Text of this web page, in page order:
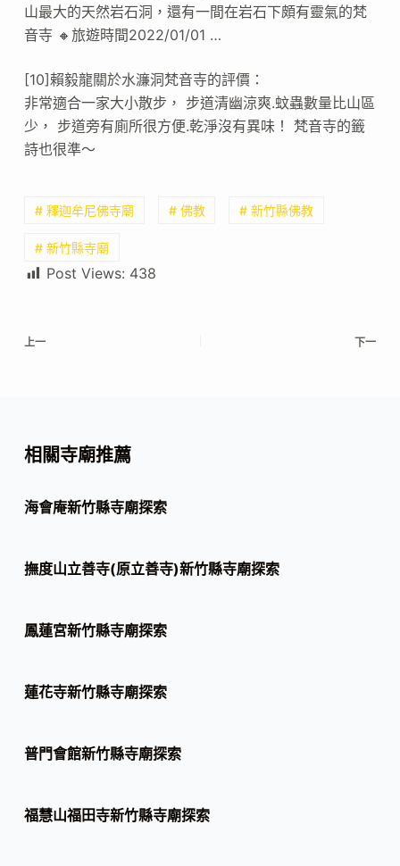
山最大的天然岩石洞，還有一間在岩石下頗有靈氣的梵
音寺 🔸️旅遊時間2022/01/01 …
[10]賴毅龍關於水濂洞梵音寺的評價：
非常適合一家大小散步， 步道清幽涼爽.蚊蟲數量比山區
少， 步道旁有廁所很方便.乾淨沒有異味！ 梵音寺的籤
詩也很準～
# 釋迦牟尼佛寺廟 # 佛教 # 新竹縣佛教
# 新竹縣寺廟
Post Views: 438
上一 下一
相關寺廟推薦
海會庵新竹縣寺廟探索
撫度山立善寺(原立善寺)新竹縣寺廟探索
鳳蓮宮新竹縣寺廟探索
蓮花寺新竹縣寺廟探索
普門會館新竹縣寺廟探索
福慧山福田寺新竹縣寺廟探索